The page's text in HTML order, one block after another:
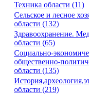
Техника области (11)
Сельское и лесное
области (132)
Здравоохранение.
области (65)
Социально-
общественно-
области (135)
области (219)